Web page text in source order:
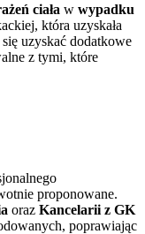
ciała w wypadku
która uzyskała
uzyskać dodatkowe
z tymi, które
proponowane.
oraz Kancelarii z GK
poprawiając